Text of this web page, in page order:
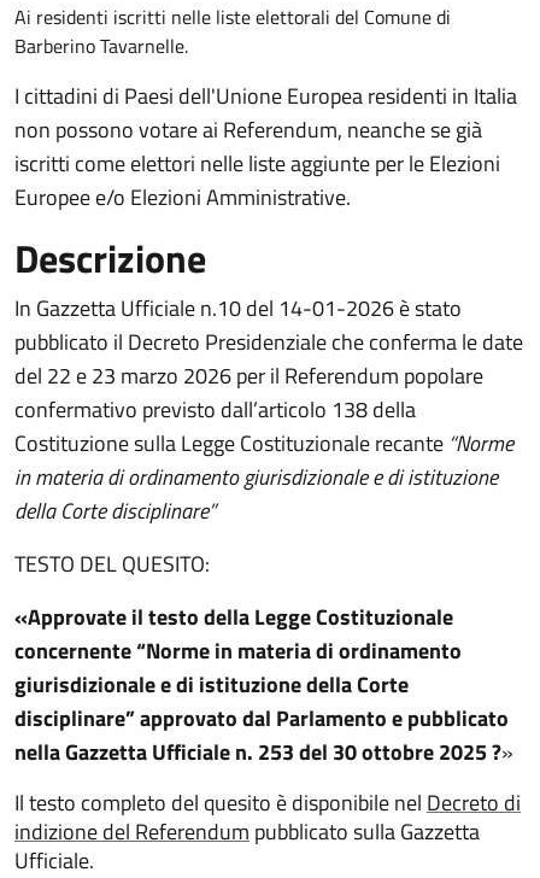
Ai residenti iscritti nelle liste elettorali del Comune di
Barberino Tavarnelle.
I cittadini di Paesi dell'Unione Europea residenti in Italia
non possono votare ai Referendum, neanche se già
iscritti come elettori nelle liste aggiunte per le Elezioni
Europee e/o Elezioni Amministrative.
Descrizione
In Gazzetta Ufficiale n.10 del 14-01-2026 è stato
pubblicato il Decreto Presidenziale che conferma le date
del 22 e 23 marzo 2026 per il Referendum popolare
confermativo previsto dall’articolo 138 della
Costituzione sulla Legge Costituzionale recante “Norme
in materia di ordinamento giurisdizionale e di istituzione
della Corte disciplinare”
TESTO DEL QUESITO:
«Approvate il testo della Legge Costituzionale
concernente “Norme in materia di ordinamento
giurisdizionale e di istituzione della Corte
disciplinare” approvato dal Parlamento e pubblicato
nella Gazzetta Ufficiale n. 253 del 30 ottobre 2025 ?»
Il testo completo del quesito è disponibile nel Decreto di
indizione del Referendum pubblicato sulla Gazzetta
Ufficiale.